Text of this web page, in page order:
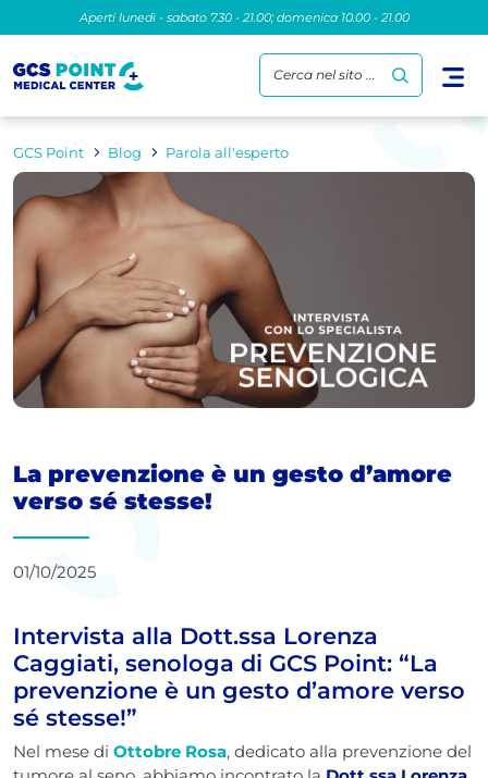
Aperti lunedì - sabato 7.30 - 21.00; domenica 10.00 - 21.00
Cerca nel sito ...
GCS Point Blog Parola all'esperto
La prevenzione è un gesto d’amore
verso sé stesse!
01/10/2025
Intervista alla Dott.ssa Lorenza
Caggiati, senologa di GCS Point: “La
prevenzione è un gesto d’amore verso
sé stesse!”
Nel mese di Ottobre Rosa, dedicato alla prevenzione del